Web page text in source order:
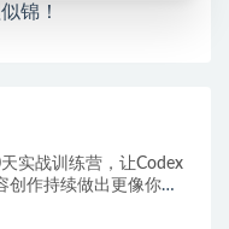
锦！
实战训练营，让Codex
创作持续做出更像你、